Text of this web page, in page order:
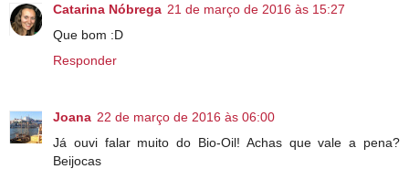
Catarina Nóbrega 21 de março de 2016 às 15:27
Que bom :D
Responder
Joana 22 de março de 2016 às 06:00
Já ouvi falar muito do Bio-Oil! Achas que vale a pena?
Beijocas